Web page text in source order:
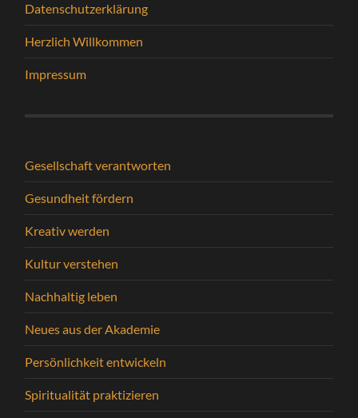
Datenschutzerklärung
Herzlich Willkommen
Impressum
Gesellschaft verantworten
Gesundheit fördern
Kreativ werden
Kultur verstehen
Nachhaltig leben
Neues aus der Akademie
Persönlichkeit entwickeln
Spiritualität praktizieren